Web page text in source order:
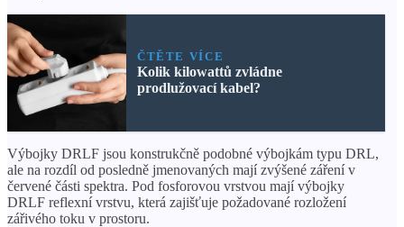
ČTĚTE VÍCE
Kolik kilowattů zvládne
prodlužovací kabel?
Výbojky DRLF jsou konstrukčně podobné výbojkám typu DRL,
ale na rozdíl od posledně jmenovaných mají zvýšené záření v
červené části spektra. Pod fosforovou vrstvou mají výbojky
DRLF reflexní vrstvu, která zajišťuje požadované rozložení
zářivého toku v prostoru.